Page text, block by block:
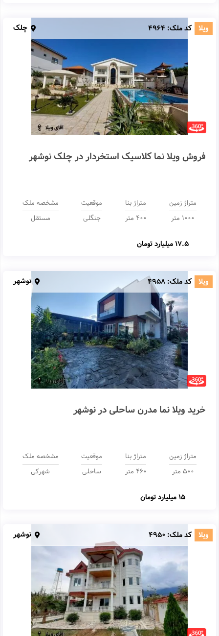
ویلا کد ملک: 4964 چلک
فروش ویلا نما کلاسیک استخردار در چلک نوشهر
متراژ زمین
1000 متر
متراژ بنا
400 متر
موقعیت
جنگلی
مشخصه ملک
مستقل
17.5 میلیارد تومان
ویلا کد ملک: 4958 نوشهر
خرید ویلا نما مدرن ساحلی در نوشهر
متراژ زمین
500 متر
متراژ بنا
460 متر
موقعیت
ساحلی
مشخصه ملک
شهرکی
15 میلیارد تومان
ویلا کد ملک: 4950 نوشهر